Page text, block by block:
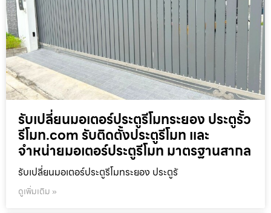
รับเปลี่ยนมอเตอร์ประตูรีโมทระยอง ประตูรั้ว
รีโมท.com รับติดตั้งประตูรีโมท และ
จำหน่ายมอเตอร์ประตูรีโมท มาตรฐานสากล
รับเปลี่ยนมอเตอร์ประตูรีโมทระยอง ประตูรั
ดูเพิ่มเติม »